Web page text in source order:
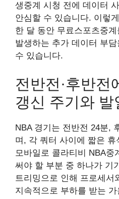
생중계 시청 전에 데이터
안심할 수 있습니다. 이렇
한 달 동안 무료스포츠중
발생하는 추가 데이터 부
수 있습니다.
전반전·후반전
갱신 주기와
NBA 경기는 전반전 24분,
며, 각 쿼터 사이에 짧은
모바일로 콜라티비 NBA중
써야 할 부분 중 하나가 기
트리밍으로 인해 프로세서
지속적으로 부하를 받는